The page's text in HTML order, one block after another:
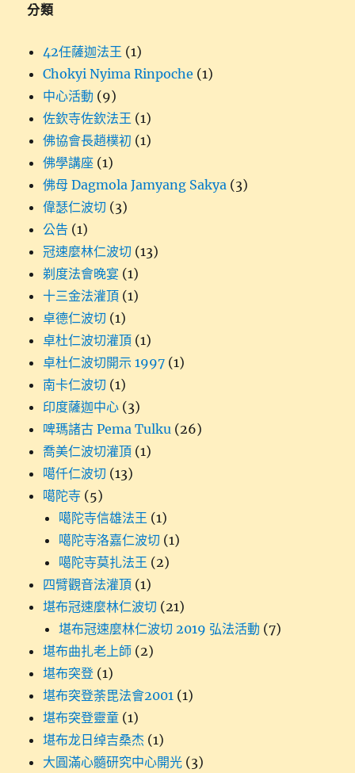
分類
42任薩迦法王 (1)
Chokyi Nyima Rinpoche (1)
中心活動 (9)
佐欽寺佐欽法王 (1)
佛協會長趙樸初 (1)
佛學講座 (1)
佛母 Dagmola Jamyang Sakya (3)
偉瑟仁波切 (3)
公告 (1)
冠速麼林仁波切 (13)
剃度法會晚宴 (1)
十三金法灌頂 (1)
卓德仁波切 (1)
卓杜仁波切灌頂 (1)
卓杜仁波切開示 1997 (1)
南卡仁波切 (1)
印度薩迦中心 (3)
啤瑪諸古 Pema Tulku (26)
喬美仁波切灌頂 (1)
噶仟仁波切 (13)
噶陀寺 (5)
噶陀寺信雄法王 (1)
噶陀寺洛嘉仁波切 (1)
噶陀寺莫扎法王 (2)
四臂觀音法灌頂 (1)
堪布冠速麼林仁波切 (21)
堪布冠速麼林仁波切 2019 弘法活動 (7)
堪布曲扎老上師 (2)
堪布突登 (1)
堪布突登荼毘法會2001 (1)
堪布突登靈童 (1)
堪布龙日绰吉桑杰 (1)
大圓滿心髓研究中心開光 (3)